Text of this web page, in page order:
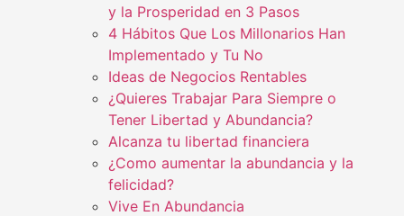
y la Prosperidad en 3 Pasos
4 Hábitos Que Los Millonarios Han
Implementado y Tu No
Ideas de Negocios Rentables
¿Quieres Trabajar Para Siempre o
Tener Libertad y Abundancia?
Alcanza tu libertad financiera
¿Como aumentar la abundancia y la
felicidad?
Vive En Abundancia